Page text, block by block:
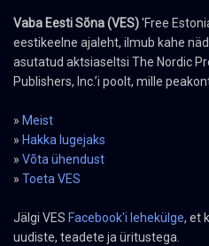
Vaba Eesti Sõna (VES)'Free
eestikeelne ajaleht, ilmub kahe
asutatud aktsiaseltsi The Nordic
Publishers, Inc.’i poolt, mille
» Meist
» Hakka lugejaks
» Võta ühendust
» Toeta VES
Jälgi VES Facebook'i lehekülge, et
uudiste, teadete ja üritustega.